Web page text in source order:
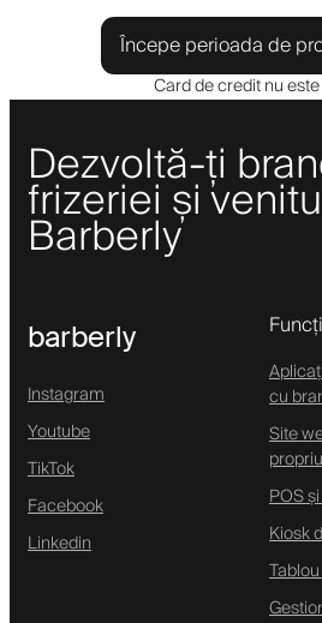
Începe perioada de
Card de credit nu
Dezvoltă-ți
frizeriei și
Barberly
barberly
Instagram
Youtube
TikTok
Facebook
Linkedin
cu
Site
propriu
POS
Kiosk